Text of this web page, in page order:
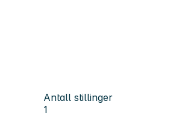
Antall stillinger
1